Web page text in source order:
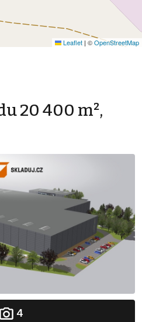
Leaflet | ©OpenStreetMap
20 400 m²,
4